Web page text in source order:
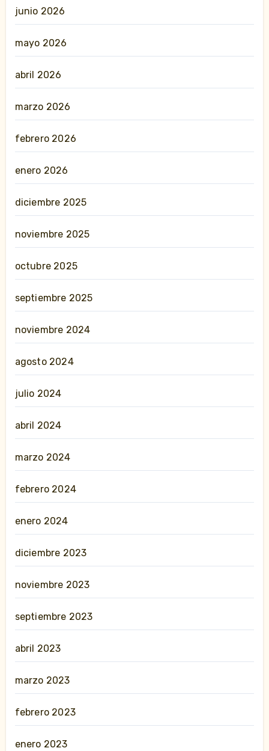
junio 2026
mayo 2026
abril 2026
marzo 2026
febrero 2026
enero 2026
diciembre 2025
noviembre 2025
octubre 2025
septiembre 2025
noviembre 2024
agosto 2024
julio 2024
abril 2024
marzo 2024
febrero 2024
enero 2024
diciembre 2023
noviembre 2023
septiembre 2023
abril 2023
marzo 2023
febrero 2023
enero 2023